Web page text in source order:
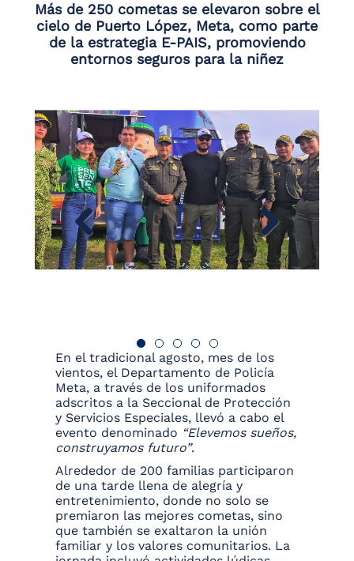
Más de 250 cometas se elevaron sobre el
cielo de Puerto López, Meta, como parte
de la estrategia E-PAIS, promoviendo
entornos seguros para la niñez
En el tradicional agosto, mes de los
vientos, el Departamento de Policía
Meta, a través de los uniformados
adscritos a la Seccional de Protección
y Servicios Especiales, llevó a cabo el
evento denominado “Elevemos sueños,
construyamos futuro”.
Alrededor de 200 familias participaron
de una tarde llena de alegría y
entretenimiento, donde no solo se
premiaron las mejores cometas, sino
que también se exaltaron la unión
familiar y los valores comunitarios. La